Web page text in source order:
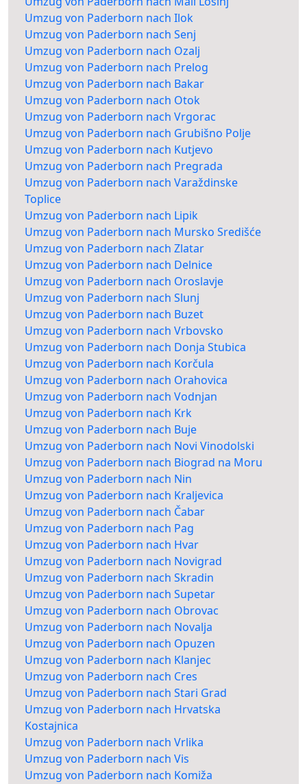
Umzug von Paderborn nach Ilok
Umzug von Paderborn nach Senj
Umzug von Paderborn nach Ozalj
Umzug von Paderborn nach Prelog
Umzug von Paderborn nach Bakar
Umzug von Paderborn nach Otok
Umzug von Paderborn nach Vrgorac
Umzug von Paderborn nach Grubišno Polje
Umzug von Paderborn nach Kutjevo
Umzug von Paderborn nach Pregrada
Umzug von Paderborn nach Varaždinske
Toplice
Umzug von Paderborn nach Lipik
Umzug von Paderborn nach Mursko Središće
Umzug von Paderborn nach Zlatar
Umzug von Paderborn nach Delnice
Umzug von Paderborn nach Oroslavje
Umzug von Paderborn nach Slunj
Umzug von Paderborn nach Buzet
Umzug von Paderborn nach Vrbovsko
Umzug von Paderborn nach Donja Stubica
Umzug von Paderborn nach Korčula
Umzug von Paderborn nach Orahovica
Umzug von Paderborn nach Vodnjan
Umzug von Paderborn nach Krk
Umzug von Paderborn nach Buje
Umzug von Paderborn nach Novi Vinodolski
Umzug von Paderborn nach Biograd na Moru
Umzug von Paderborn nach Nin
Umzug von Paderborn nach Kraljevica
Umzug von Paderborn nach Čabar
Umzug von Paderborn nach Pag
Umzug von Paderborn nach Hvar
Umzug von Paderborn nach Novigrad
Umzug von Paderborn nach Skradin
Umzug von Paderborn nach Supetar
Umzug von Paderborn nach Obrovac
Umzug von Paderborn nach Novalja
Umzug von Paderborn nach Opuzen
Umzug von Paderborn nach Klanjec
Umzug von Paderborn nach Cres
Umzug von Paderborn nach Stari Grad
Umzug von Paderborn nach Hrvatska
Kostajnica
Umzug von Paderborn nach Vrlika
Umzug von Paderborn nach Vis
Umzug von Paderborn nach Komiža